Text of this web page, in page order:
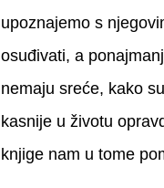
upoznajemo s
osuđivati, a
nemaju sreće, kako
kasnije u životu
knjige nam u tome